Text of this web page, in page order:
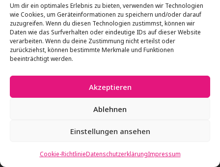
Um dir ein optimales Erlebnis zu bieten, verwenden wir Technologien
wie Cookies, um Geräteinformationen zu speichern und/oder darauf
zuzugreifen. Wenn du diesen Technologien zustimmst, können wir
Daten wie das Surfverhalten oder eindeutige IDs auf dieser Website
verarbeiten. Wenn du deine Zustimmung nicht erteilst oder
zurückziehst, können bestimmte Merkmale und Funktionen
beeinträchtigt werden.
Akzeptieren
Ablehnen
Einstellungen ansehen
Cookie-RichtlinieDatenschutzerklärungImpressum
Datenschutz
Cookie-Richtlinien
Follow us
Convoco Staging. All rights reserved.